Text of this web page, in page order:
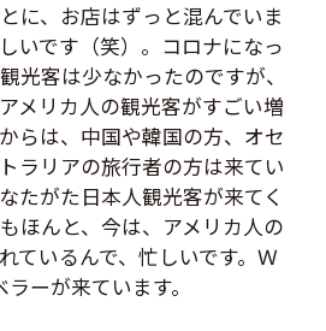
に、お店はずっと混んでいま
いです（笑）。コロナになっ
光客は少なかったのですが、
メリカ人の観光客がすごい増
らは、中国や韓国の方、オセ
ラリアの旅行者の方は来てい
たがた日本人観光客が来てく
ほんと、今は、アメリカ人の
ているんで、忙しいです。Ｗ
ーが来ています。